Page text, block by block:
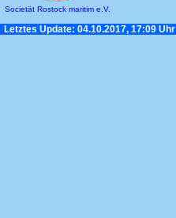
Societät Rostock maritim e.V.
Letztes Update: 04.10.2017, 17:09 Uhr